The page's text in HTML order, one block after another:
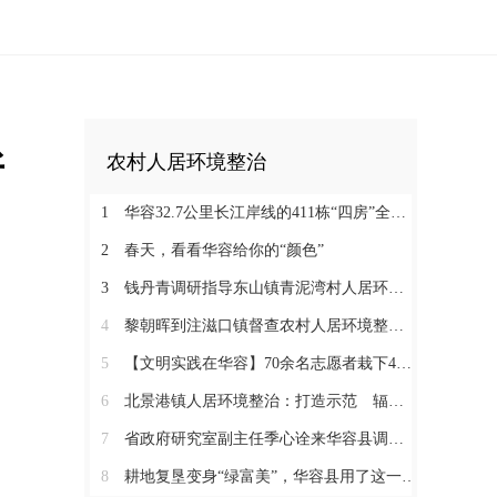
农村人居环境整治
1 华容32.7公里长江岸线的411栋“四房”全部被拆除
2 春天，看看华容给你的“颜色”
3 钱丹青调研指导东山镇青泥湾村人居环境整治工作
4 黎朝晖到注滋口镇督查农村人居环境整治工作
5 【文明实践在华容】70余名志愿者栽下400多株“希望之树”
6 北景港镇人居环境整治：打造示范 辐射带动 全域推进
7 省政府研究室副主任季心诠来华容县调研农村建房和宜居美丽乡村建设
8 耕地复垦变身“绿富美”，华容县用了这一招！